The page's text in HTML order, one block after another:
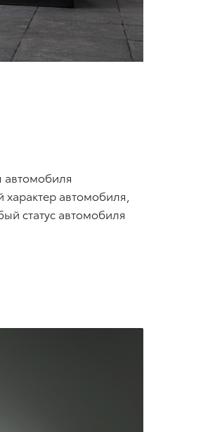
автомобиля
автомобиля,
статус автомобиля